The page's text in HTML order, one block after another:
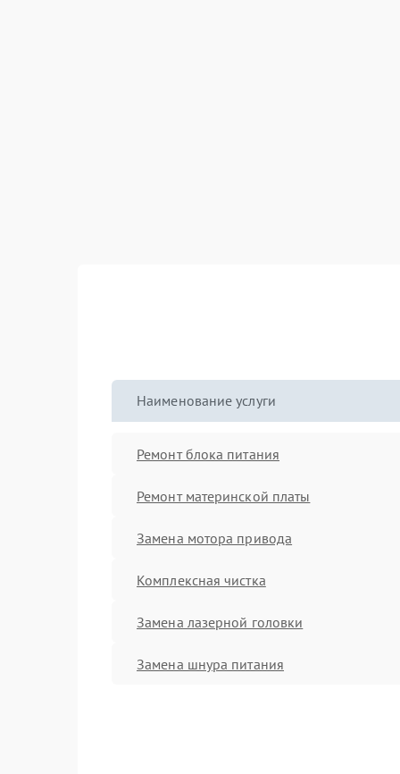
Наименование услуги
Ремонт блока питания
Ремонт материнской платы
Замена мотора привода
Комплексная чистка
Замена лазерной головки
Замена шнура питания